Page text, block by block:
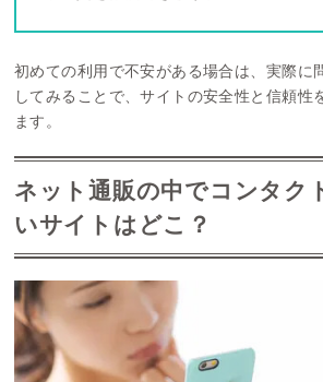
初めての利用で不安がある場合は、実際に
してみることで、サイトの安全性と信頼性
ます。
ネット通販の中でコンタク
いサイトはどこ？